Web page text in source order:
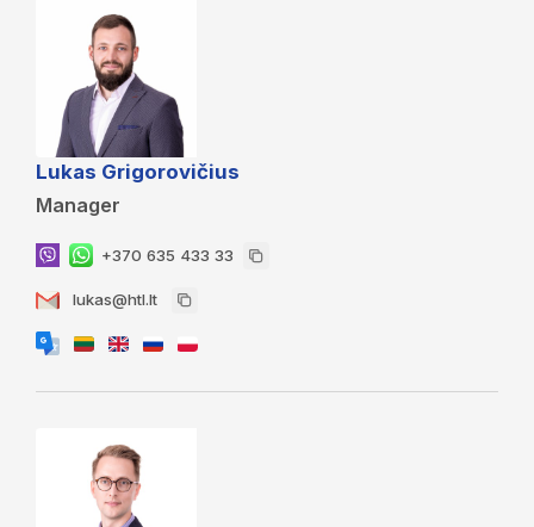
Lukas Grigorovičius
Manager
+370 635 433 33
lukas@htl.lt